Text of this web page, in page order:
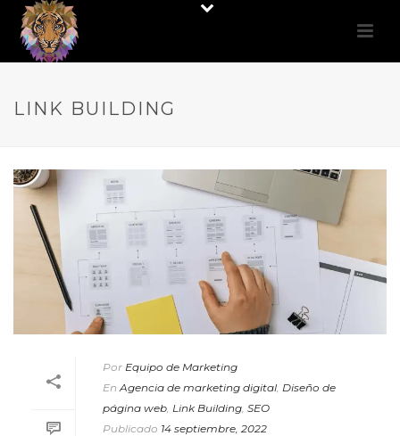
LINK BUILDING
Por Equipo de Marketing
En Agencia de marketing digital Diseño de
página web Link Building SEO
Publicado 14 septiembre, 2022